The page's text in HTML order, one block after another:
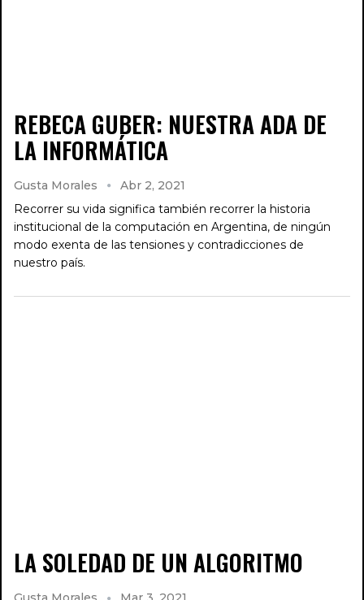
REBECA GUBER: NUESTRA ADA DE
LA INFORMÁTICA
Gusta Morales
Abr 2, 2021
Recorrer su vida significa también recorrer la historia
institucional de la computación en Argentina, de ningún
modo exenta de las tensiones y contradicciones de
nuestro país.
LA SOLEDAD DE UN ALGORITMO